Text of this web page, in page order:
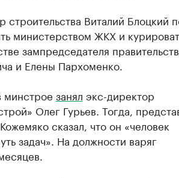
строительства Виталий Блоцкий
министерством ЖКХ и
зампредседателя
и Елены Пархоменко.
минстрое занял экс-директор
Олег Гурьев. Тогда,
сказал, что он «человек
задач». На должности варяг